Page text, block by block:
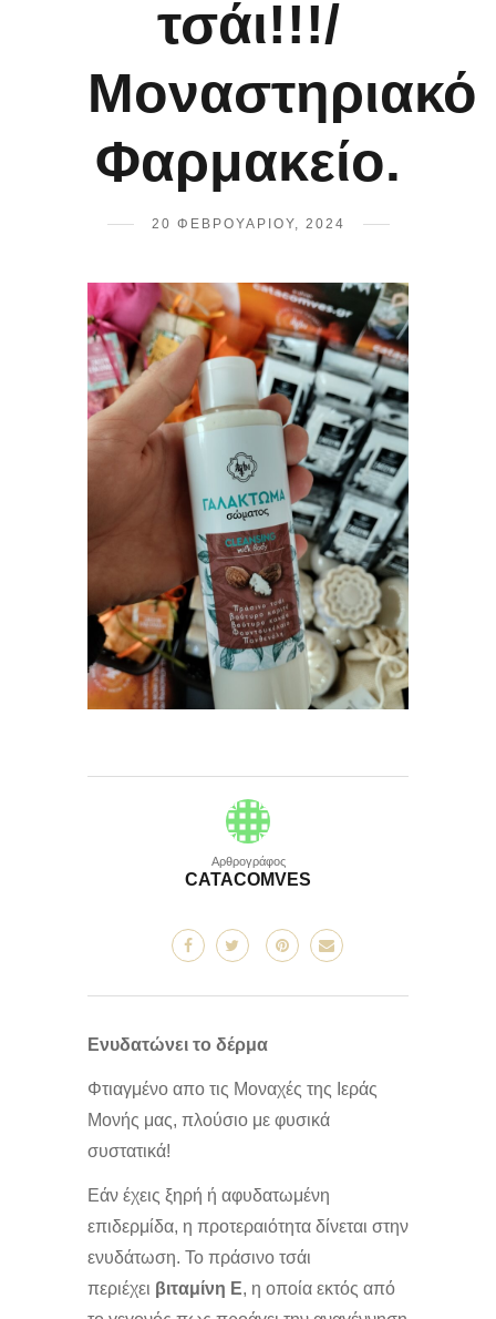
τσάι!!!/
Μοναστηριακό
Φαρμακείο.
20 ΦΕΒΡΟΥΑΡΊΟΥ, 2024
Αρθρογράφος
CATACOMVES
Ενυδατώνει το δέρμα
Φτιαγμένο απο τις Μοναχές της Ιεράς
Μονής μας, πλούσιο με φυσικά
συστατικά!
Εάν έχεις ξηρή ή αφυδατωμένη
επιδερμίδα, η προτεραιότητα δίνεται στην
ενυδάτωση. Το πράσινο τσάι
περιέχει βιταμίνη Ε, η οποία εκτός από